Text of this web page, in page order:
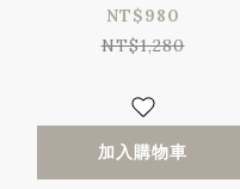
綠色(32/70-42/95
A-D)
NT$980
NT$1,280
加入購物車